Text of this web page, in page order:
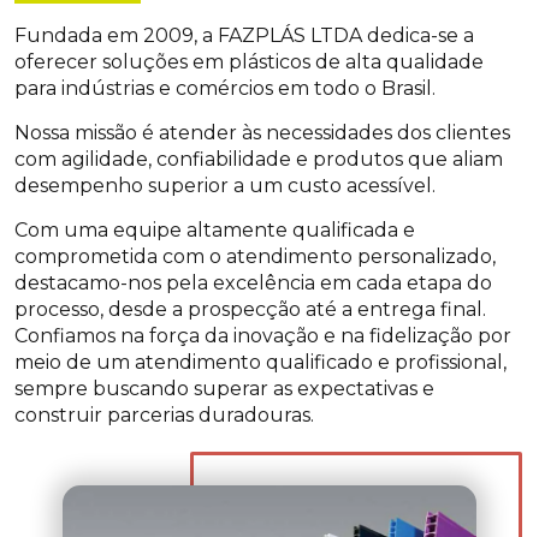
Fundada em 2009, a FAZPLÁS LTDA dedica-se a
oferecer soluções em plásticos de alta qualidade
para indústrias e comércios em todo o Brasil.
Nossa missão é atender às necessidades dos clientes
com agilidade, confiabilidade e produtos que aliam
desempenho superior a um custo acessível.
Com uma equipe altamente qualificada e
comprometida com o atendimento personalizado,
destacamo-nos pela excelência em cada etapa do
processo, desde a prospecção até a entrega final.
Confiamos na força da inovação e na fidelização por
meio de um atendimento qualificado e profissional,
sempre buscando superar as expectativas e
construir parcerias duradouras.